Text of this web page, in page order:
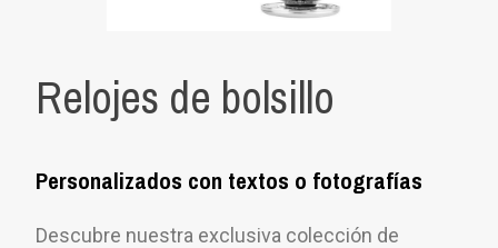
Relojes de bolsillo
Personalizados con textos o fotografías
Descubre nuestra exclusiva colección de